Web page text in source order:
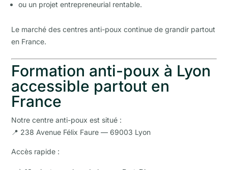
ou un projet entrepreneurial rentable.
Le marché des centres anti-poux continue de grandir partout
en France.
Formation anti-poux à Lyon
accessible partout en
France
Notre centre anti-poux est situé :
📍 238 Avenue Félix Faure — 69003 Lyon
Accès rapide :